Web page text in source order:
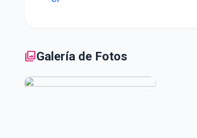
photo_libraryGalería de Fotos